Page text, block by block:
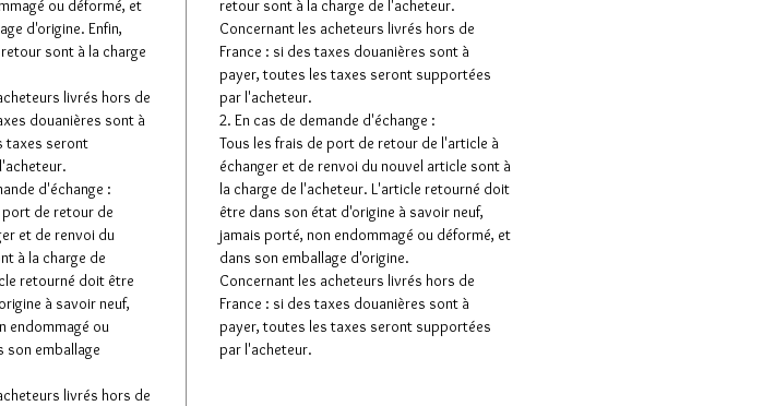
ou déformé, et
d'origine. Enfin,
sont à la charge
livrés hors de
douanières sont à
taxes seront
d'échange :
de retour de
et de renvoi du
à la charge de
retourné doit être
à savoir neuf,
endommagé ou
son emballage
livrés hors de
retour sont à la charge de l'acheteur.
Concernant les acheteurs livrés hors de
France : si des taxes douanières sont à
payer, toutes les taxes seront supportées
par l'acheteur.
2. En cas de demande d'échange :
Tous les frais de port de retour de l'article à
échanger et de renvoi du nouvel article sont à
la charge de l'acheteur. L'article retourné doit
être dans son état d'origine à savoir neuf,
jamais porté, non endommagé ou déformé, et
dans son emballage d'origine.
Concernant les acheteurs livrés hors de
France : si des taxes douanières sont à
payer, toutes les taxes seront supportées
par l'acheteur.